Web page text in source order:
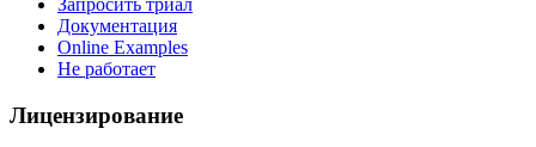
Запросить триал
Документация
Online Examples
Не работает
Лицензирование